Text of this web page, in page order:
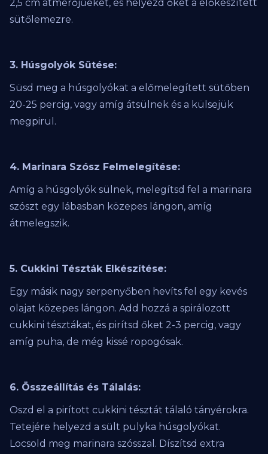
2,5 cm átmérőjűeket, és helyezd őket a előkészített
sütőlemezre.
3. Húsgolyók Sütése:
Süsd meg a húsgolyókat a előmelegített sütőben
20-25 percig, vagy amíg átsülnek és a külsejük
megpirul.
4. Marinara Szósz Felmelegítése:
Amíg a húsgolyók sülnek, melegítsd fel a marinara
szószt egy lábasban közepes lángon, amíg
átmelegszik.
5. Cukkini Tészták Elkészítése:
Egy másik nagy serpenyőben hevíts fel egy kevés
olajat közepes lángon. Add hozzá a spirálozott
cukkini tésztákat, és pirítsd őket 2-3 percig, vagy
amíg puha, de még kissé ropogósak.
6. Összeállítás és Tálalás:
Oszd el a pirított cukkini tésztát tálaló tányérokra.
Tetejére helyezd a sült pulyka húsgolyókat.
Locsold meg marinara szósszal. Díszítsd extra